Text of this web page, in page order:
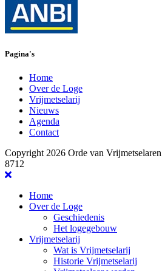
Pagina's
Home
Over de Loge
Vrijmetselarij
Nieuws
Agenda
Contact
Copyright 2026 Orde van Vrijmetselaren
8712
Home
Over de Loge
Geschiedenis
Het logegebouw
Vrijmetselarij
Wat is Vrijmetselarij
Historie Vrijmetselarij